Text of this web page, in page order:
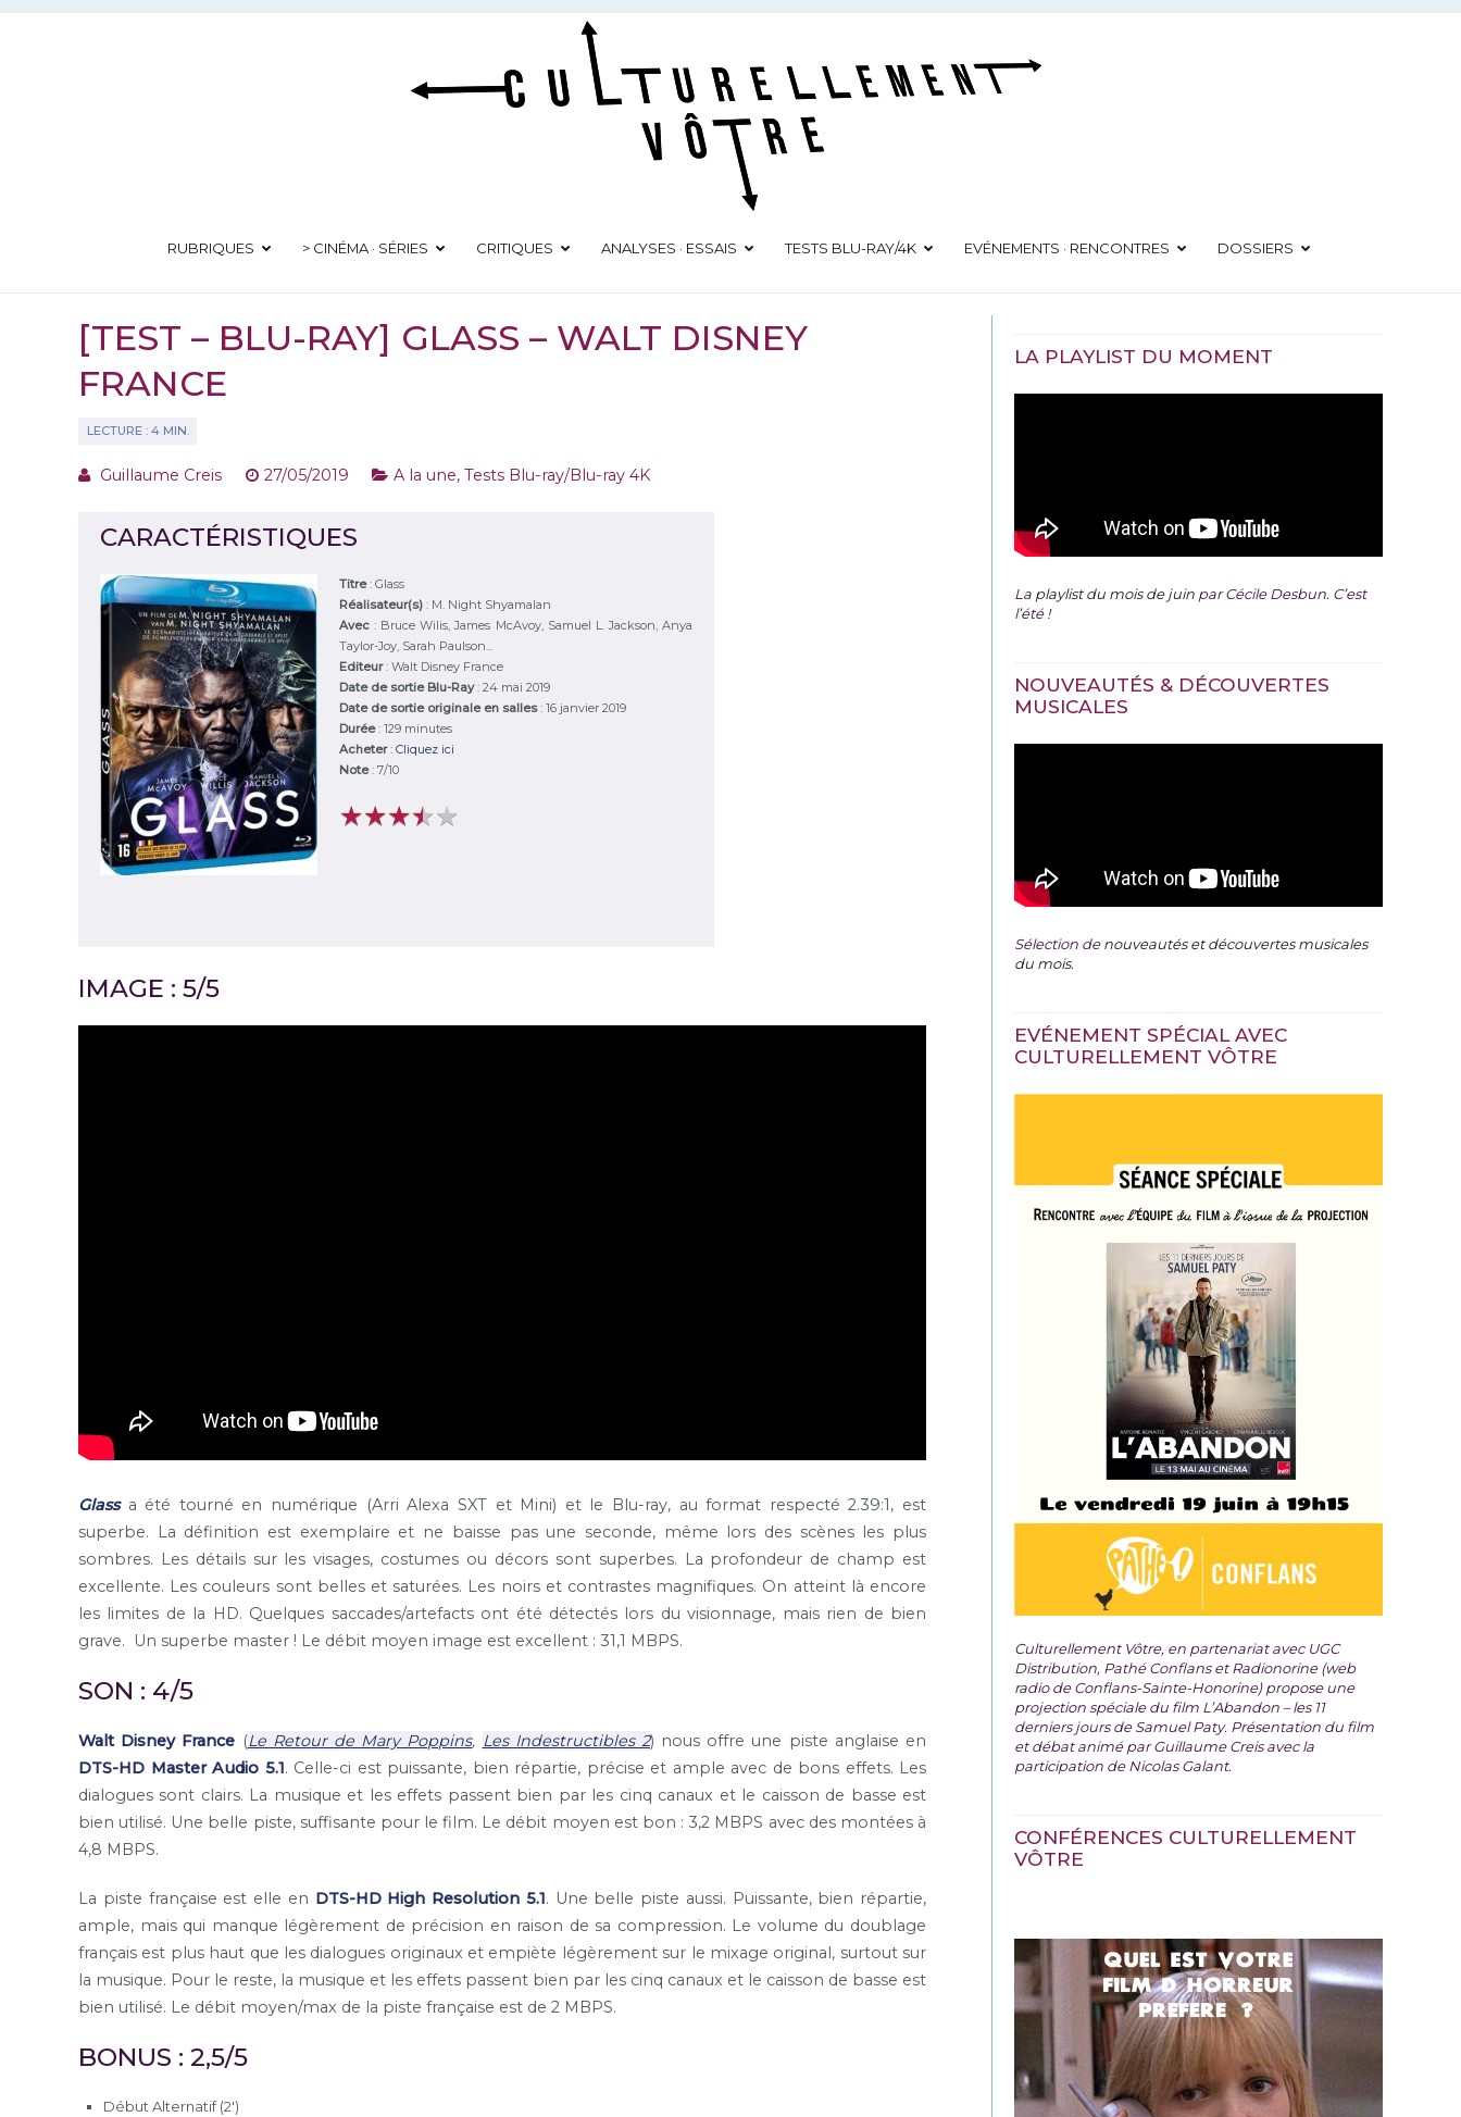
Aller
Culturellement Vôtre
RUBRIQUES > CINÉMA · SÉRIES CRITIQUES ANALYSES · ESSAIS TESTS BLU-RAY/4K EVÉNEMENTS · RENCONTRES DOSSIERS
[TEST – BLU-RAY] GLASS – WALT DISNEY
FRANCE
Guillaume Creis 27/05/2019 A la une,Tests Blu-ray/Blu-ray 4K
CARACTÉRISTIQUES
Titre: Glass
Réalisateur(s) : M. Night Shyamalan
Avec: Bruce Wilis, James McAvoy, Samuel L. Jackson, Anya
Taylor-Joy, Sarah Paulson...
Editeur: Walt Disney France
Date de sortie Blu-Ray: 24 mai 2019
Date de sortie originale en salles: 16 janvier 2019
Durée: 129 minutes
Acheter: Cliquez ici
Note: 7/10
★★★★★
★★★★★
IMAGE : 5/5
Glassa été tourné en numérique (Arri Alexa SXT et Mini) et le Blu-ray, au format respecté 2.39:1, est
superbe. La définition est exemplaire et ne baisse pas une seconde, même lors des scènes les plus
sombres. Les détails sur les visages, costumes ou décors sont superbes. La profondeur de champ est
excellente. Les couleurs sont belles et saturées. Les noirs et contrastes magnifiques. On atteint là encore
les limites de la HD. Quelques saccades/artefacts ont été détectés lors du visionnage, mais rien de bien
grave. Un superbe master ! Le débit moyen image est excellent : 31,1 MBPS.
SON : 4/5
Walt Disney France (Le Retour de Mary Poppins, Les Indestructibles 2) nous offre une piste anglaise en
DTS-HD Master Audio 5.1. Celle-ci est puissante, bien répartie, précise et ample avec de bons effets. Les
dialogues sont clairs. La musique et les effets passent bien par les cinq canaux et le caisson de basse est
bien utilisé. Une belle piste, suffisante pour le film. Le débit moyen est bon : 3,2 MBPS avec des montées à
4,8 MBPS.
La piste française est elle en DTS-HD High Resolution 5.1. Une belle piste aussi. Puissante, bien répartie,
ample, mais qui manque légèrement de précision en raison de sa compression. Le volume du doublage
français est plus haut que les dialogues originaux et empiète légèrement sur le mixage original, surtout sur
la musique. Pour le reste, la musique et les effets passent bien par les cinq canaux et le caisson de basse est
bien utilisé. Le débit moyen/max de la piste française est de 2 MBPS.
BONUS : 2,5/5
Début Alternatif (2′)
LA PLAYLIST DU MOMENT
La playlist du mois de juin par Cécile Desbun. C’est
l’été !
NOUVEAUTÉS & DÉCOUVERTES
MUSICALES
Sélection denouveautés et découvertes musicales
du mois.
EVÉNEMENT SPÉCIAL AVEC
CULTURELLEMENT VÔTRE
Culturellement Vôtre, en partenariat avec UGC
Distribution, Pathé Conflans et Radionorine (web
radio de Conflans-Sainte-Honorine) propose une
projection spéciale du film L’Abandon – les 11
derniers jours de Samuel Paty. Présentation du film
et débat animé par Guillaume Creis avec la
participation de Nicolas Galant.
CONFÉRENCES CULTURELLEMENT
VÔTRE